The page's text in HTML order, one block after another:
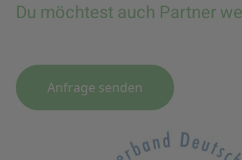
Du möchtest auch Partner
Anfrage senden